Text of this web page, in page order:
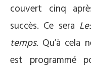
couvert cinq
succès. Ce sera
temps. Qu’à cela
est programmé